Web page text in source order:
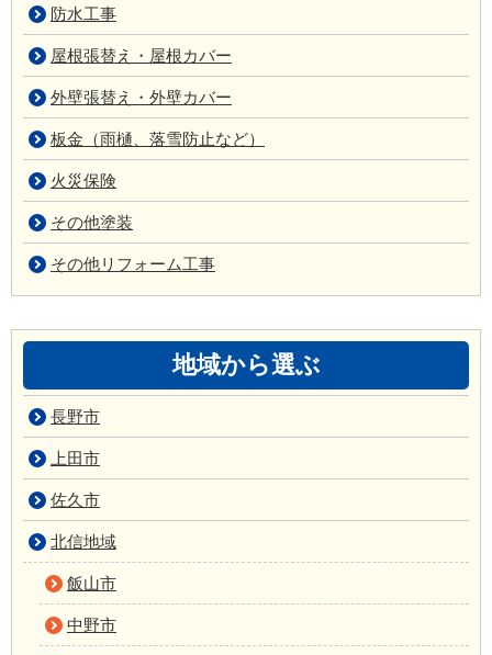
防水工事
屋根張替え・屋根カバー
外壁張替え・外壁カバー
板金（雨樋、落雪防止など）
火災保険
その他塗装
その他リフォーム工事
地域から選ぶ
長野市
上田市
佐久市
北信地域
飯山市
中野市